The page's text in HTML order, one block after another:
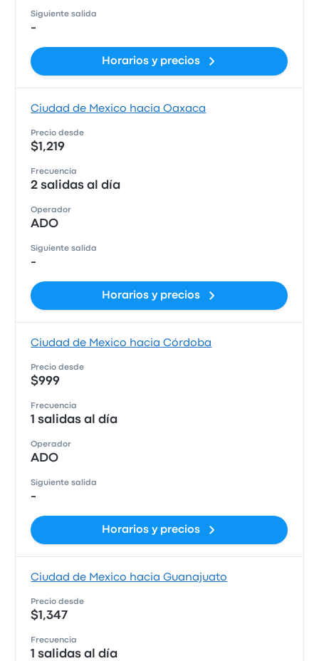
Siguiente salida
-
Horarios y precios
Ciudad de Mexico hacia Oaxaca
Precio desde
$1,219
Frecuencia
2 salidas al día
Operador
ADO
Siguiente salida
-
Horarios y precios
Ciudad de Mexico hacia Córdoba
Precio desde
$999
Frecuencia
1 salidas al día
Operador
ADO
Siguiente salida
-
Horarios y precios
Ciudad de Mexico hacia Guanajuato
Precio desde
$1,347
Frecuencia
1 salidas al día